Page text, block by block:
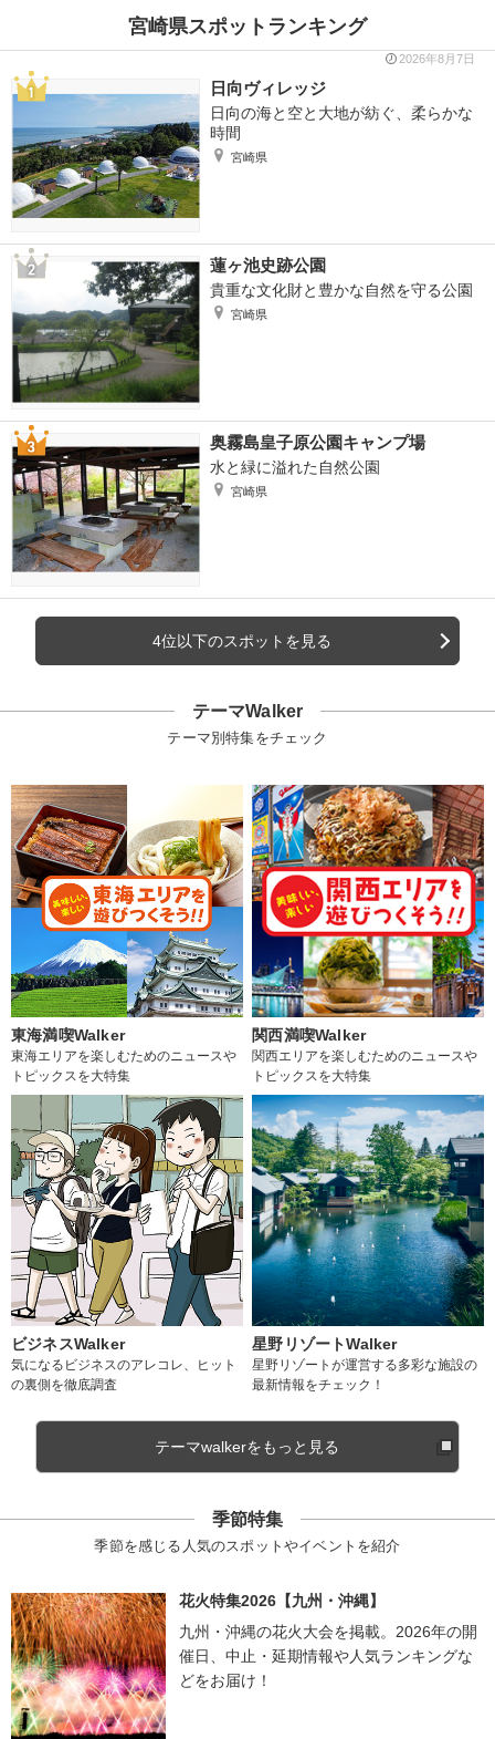
宮崎県スポットランキング
2026年8月7日
日向ヴィレッジ
日向の海と空と大地が紡ぐ、柔らかな
時間
宮崎県
蓮ヶ池史跡公園
貴重な文化財と豊かな自然を守る公園
宮崎県
奥霧島皇子原公園キャンプ場
水と緑に溢れた自然公園
宮崎県
4位以下のスポットを見る
テーマWalker
テーマ別特集をチェック
東海満喫Walker
東海エリアを楽しむためのニュースや
トピックスを大特集
関西満喫Walker
関西エリアを楽しむためのニュースや
トピックスを大特集
ビジネスWalker
気になるビジネスのアレコレ、ヒット
の裏側を徹底調査
星野リゾートWalker
星野リゾートが運営する多彩な施設の
最新情報をチェック！
テーマwalkerをもっと見る
季節特集
季節を感じる人気のスポットやイベントを紹介
花火特集2026【九州・沖縄】
九州・沖縄の花火大会を掲載。2026年の開
催日、中止・延期情報や人気ランキングな
どをお届け！